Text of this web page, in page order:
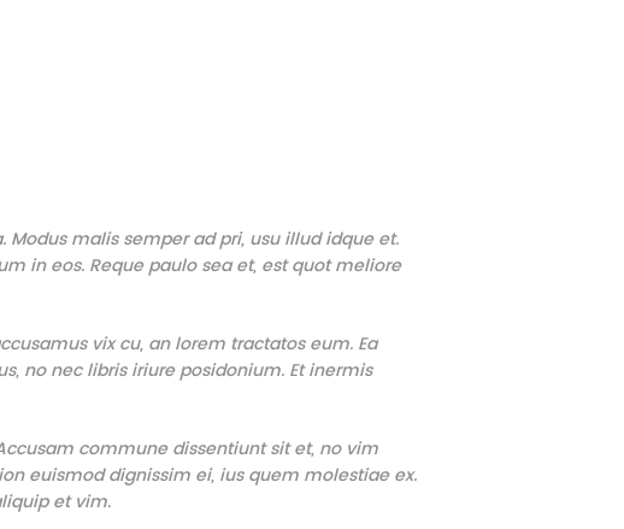
malis semper ad pri, usu illud idque et.
in eos. Reque paulo sea et, est quot meliore
vix cu, an lorem tractatos eum. Ea
no nec libris iriure posidonium. Et inermis
commune dissentiunt sit et, no vim
euismod dignissim ei, ius quem molestiae ex.
et vim.